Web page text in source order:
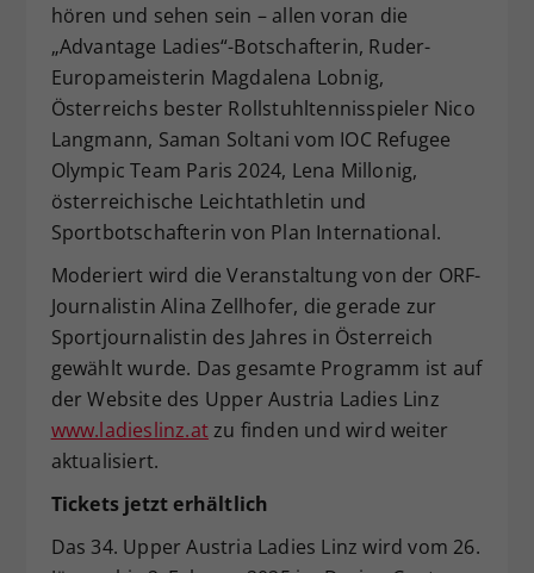
hören und sehen sein – allen voran die
„Advantage Ladies“-Botschafterin, Ruder-
Europameisterin Magdalena Lobnig,
Österreichs bester Rollstuhltennisspieler Nico
Langmann, Saman Soltani vom IOC Refugee
Olympic Team Paris 2024, Lena Millonig,
österreichische Leichtathletin und
Sportbotschafterin von Plan International.
Moderiert wird die Veranstaltung von der ORF-
Journalistin Alina Zellhofer, die gerade zur
Sportjournalistin des Jahres in Österreich
gewählt wurde. Das gesamte Programm ist auf
der Website des Upper Austria Ladies Linz
www.ladieslinz.atzu finden und wird weiter
aktualisiert.
Tickets jetzt erhältlich
Das 34. Upper Austria Ladies Linz wird vom 26.